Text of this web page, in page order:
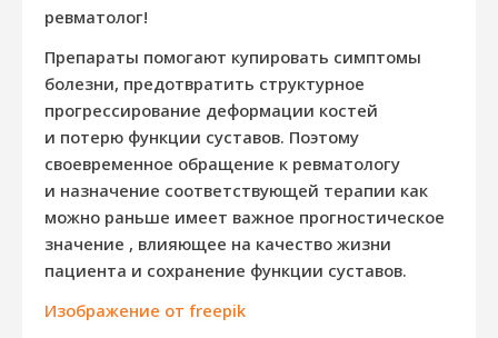
ревматолог!
Препараты помогают купировать симптомы
болезни, предотвратить структурное
прогрессирование деформации костей
и потерю функции суставов. Поэтому
своевременное обращение к ревматологу
и назначение соответствующей терапии как
можно раньше имеет важное прогностическое
значение , влияющее на качество жизни
пациента и сохранение функции суставов.
Изображение от freepik